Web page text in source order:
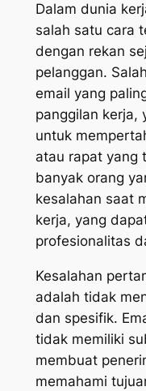
Dalam dunia
salah satu cara
dengan rekan
pelanggan.
email yang
panggilan kerja,
untuk
atau rapat yang
banyak orang
kesalahan saat
kerja, yang
profesionalitas
Kesalahan
adalah tidak
dan spesifik.
tidak memiliki
membuat
memahami